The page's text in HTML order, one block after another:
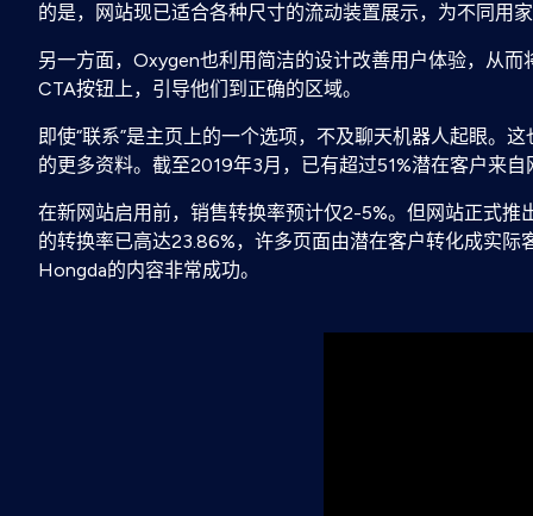
的是，网站现已适合各种尺寸的流动装置展示，为不同用
另一方面，Oxygen也利用简洁的设计改善用户体验，从
CTA按钮上，引导他们到正确的区域。
即使“联系”是主页上的一个选项，不及聊天机器人起眼。
的更多资料。截至2019年3月，已有超过51%潜在客户来
在新网站启用前，销售转换率预计仅2-5%。但网站正式推
的转换率已高达23.86%，许多页面由潜在客户转化成实际
Hongda的内容非常成功。